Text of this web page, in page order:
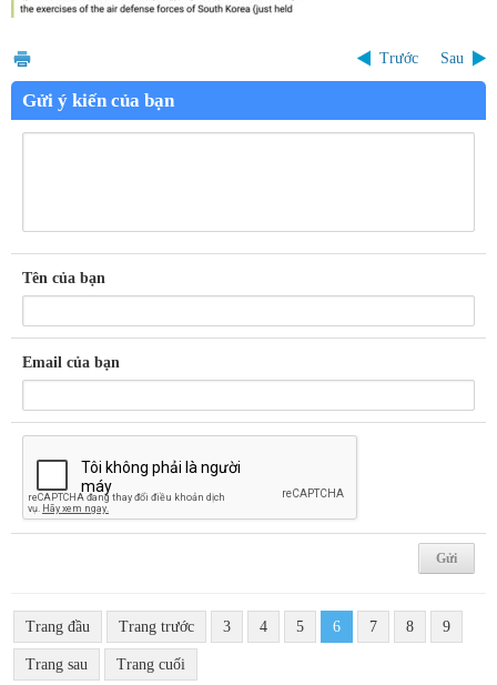
Trước Sau
Gửi ý kiến của bạn
Tên của bạn
Email của bạn
Trang đầu Trang trước 3 4 5 6 7 8 9
Trang sau Trang cuối